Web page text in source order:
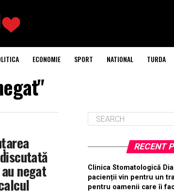
ECONOMIE SPORT NATIONAL TURDA
negat
RECENT
Clinica Stomatologică
pacienții vin pentru un
pentru oamenii care îi